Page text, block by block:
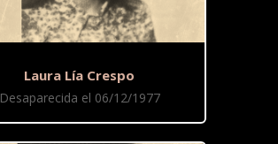
Laura Lía Crespo
Desaparecida el 06/12/1977